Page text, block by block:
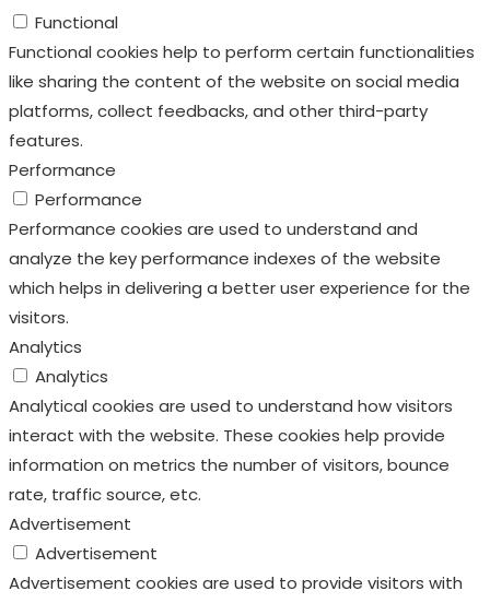
Performance
Performance
Performance cookies are used to understand and
analyze the key performance indexes of the website
which helps in delivering a better user experience for the
visitors.
Analytics
Analytics
Analytical cookies are used to understand how visitors
interact with the website. These cookies help provide
information on metrics the number of visitors, bounce
rate, traffic source, etc.
Advertisement
Advertisement
Advertisement cookies are used to provide visitors with
relevant ads and marketing campaigns. These cookies
track visitors across websites and collect information to
provide customized ads.
Others
Others